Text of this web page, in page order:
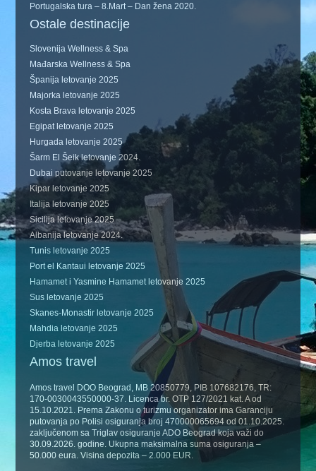
Portugalska tura – 8.Mart – Dan žena 2020.
Ostale destinacije
Slovenija Wellness & Spa
Mađarska Wellness & Spa
Španija letovanje 2025
Majorka letovanje 2025
Kosta Brava letovanje 2025
Egipat letovanje 2025
Hurgada letovanje 2025
Šarm El Šeik letovanje 2024.
Dubai putovanje letovanje 2025
Kipar letovanje 2025
Italija letovanje 2025
Sicilija letovanje 2025
Albanija letovanje 2024.
Tunis letovanje 2025
Port el Kantaui letovanje 2025
Hamamet i Yasmine Hamamet letovanje 2025
Sus letovanje 2025
Skanes-Monastir letovanje 2025
Mahdia letovanje 2025
Djerba letovanje 2025
Amos travel
Amos travel DOO Beograd, MB 20850779, PIB 107682176, TR:
170-0030043550000-37. Licenca br. OTP 127/2021 kat. A od
15.10.2021. Prema Zakonu o turizmu organizator ima Garanciju
putovanja po Polisi osiguranja broj 470000065694 od 01.10.2025.
zaključenom sa Triglav osiguranje ADO Beograd koja važi do
30.09.2026. godine. Ukupna maksimalna suma osiguranja –
50.000 eura. Visina depozita – 2.000 EUR.